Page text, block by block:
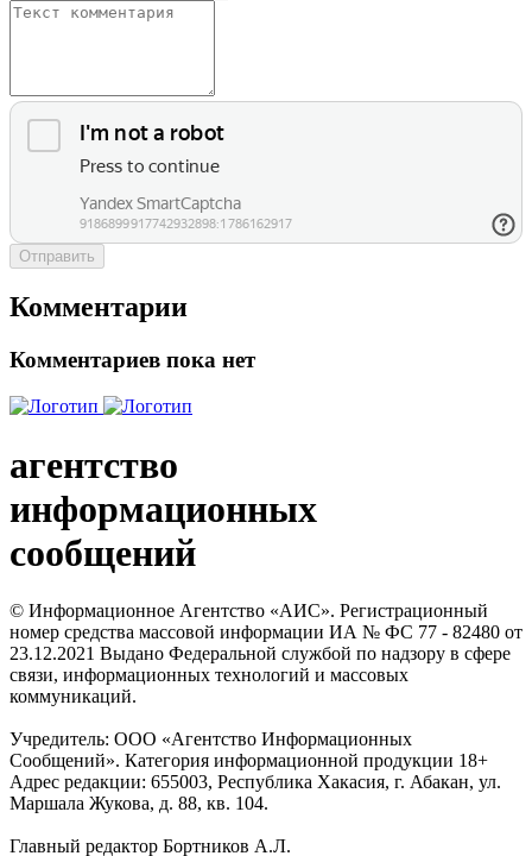
Отправить
Комментарии
Комментариев пока нет
агентство
информационных
сообщений
© Информационное Агентство «АИС». Регистрационный
номер средства массовой информации ИА № ФС 77 - 82480 от
23.12.2021 Выдано Федеральной службой по надзору в сфере
связи, информационных технологий и массовых
коммуникаций.
Учредитель: ООО «Агентство Информационных
Сообщений». Категория информационной продукции 18+
Адрес редакции: 655003, Республика Хакасия, г. Абакан, ул.
Маршала Жукова, д. 88, кв. 104.
Главный редактор Бортников А.Л.